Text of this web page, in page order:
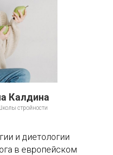
Калдина
стройности
и диетологии
в европейском